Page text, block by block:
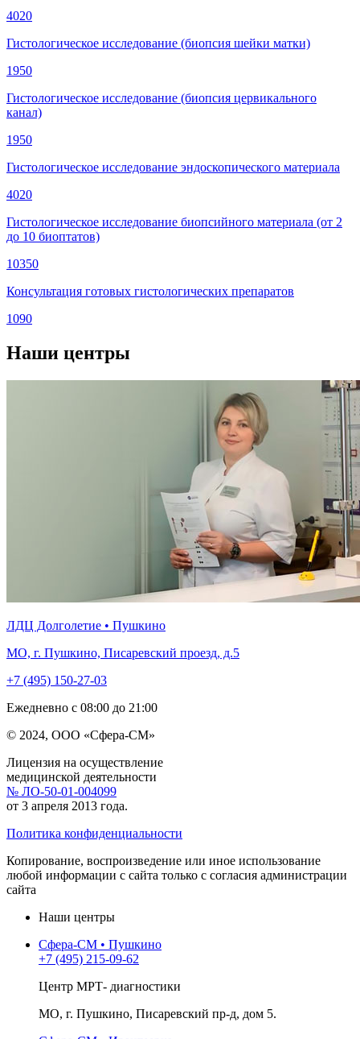
4020
Гистологическое исследование (биопсия шейки матки)
1950
Гистологическое исследование (биопсия цервикального
канал)
1950
Гистологическое исследование эндоскопического материала
4020
Гистологическое исследование биопсийного материала (от 2
до 10 биоптатов)
10350
Консультация готовых гистологических препаратов
1090
Наши центры
ЛДЦ Долголетие • Пушкино
МО, г. Пушкино, Писаревский проезд, д.5
+7 (495) 150-27-03
Ежедневно с 08:00 до 21:00
© 2024, ООО «Сфера-СМ»
Лицензия на осуществление
медицинской деятельности
№ ЛО-50-01-004099
от 3 апреля 2013 года.
Политика конфиденциальности
Копирование, воспроизведение или иное использование
любой информации с сайта только с согласия администрации
сайта
Наши центры
Сфера-СМ • Пушкино
+7 (495) 215-09-62
Центр МРТ- диагностики
МО, г. Пушкино, Писаревский пр-д, дом 5.